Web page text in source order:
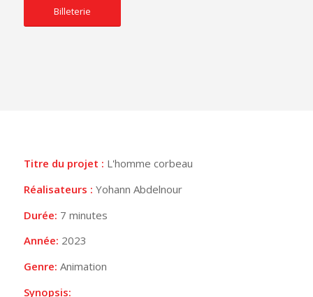
Billeterie
Titre du projet : L'homme corbeau
Réalisateurs : Yohann Abdelnour
Durée: 7 minutes
Année: 2023
Genre: Animation
Synopsis: